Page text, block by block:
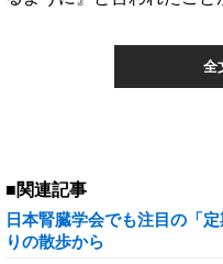
全
■関連記事
日本腎臓学会でも注目の「
りの散歩から